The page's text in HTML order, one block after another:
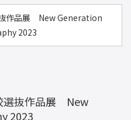
作品展 New Generation
2023
選抜作品展 New
2023